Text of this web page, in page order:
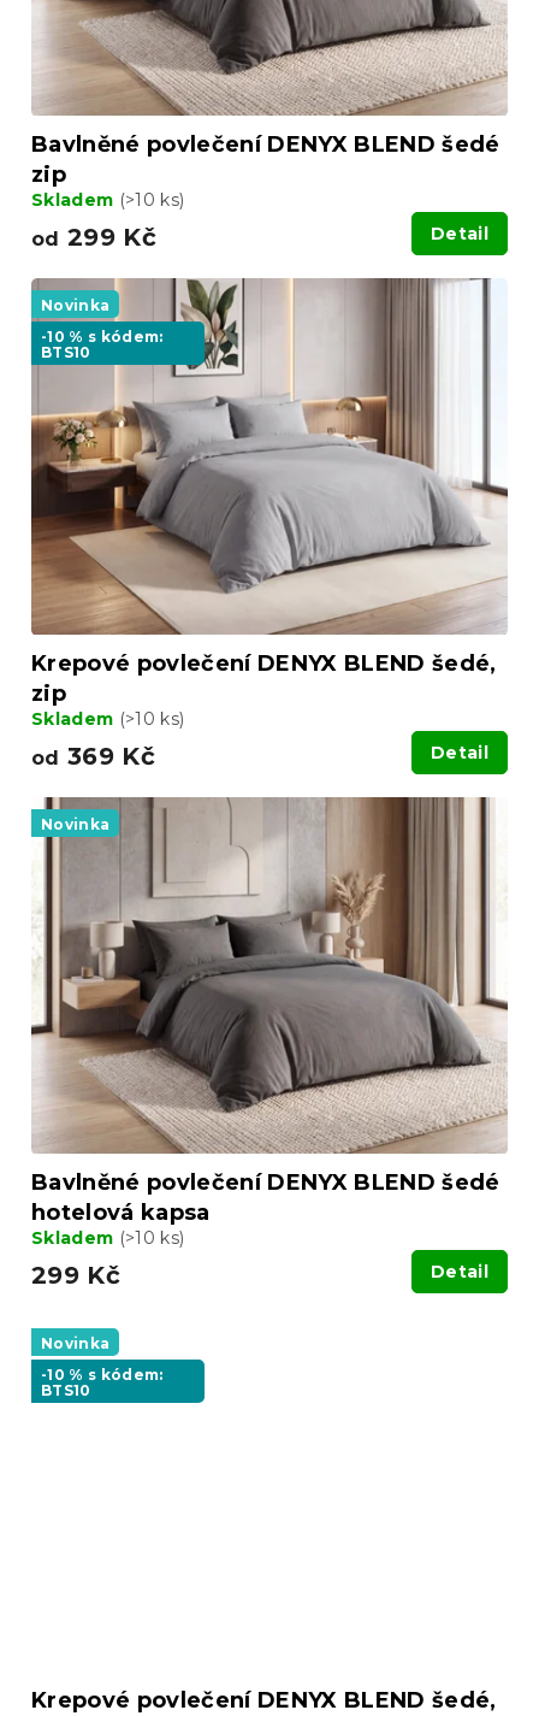
Bavlněné povlečení DENYX BLEND šedé
zip
Skladem (>10 ks)
od 299 Kč Detail
Novinka
-10 % s kódem:
BTS10
Krepové povlečení DENYX BLEND šedé,
zip
Skladem (>10 ks)
od 369 Kč Detail
Novinka
Bavlněné povlečení DENYX BLEND šedé
hotelová kapsa
Skladem (>10 ks)
299 Kč Detail
Novinka
-10 % s kódem:
BTS10
Krepové povlečení DENYX BLEND šedé,